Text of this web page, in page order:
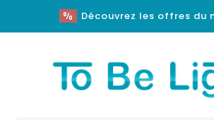
Découvrez les offres du